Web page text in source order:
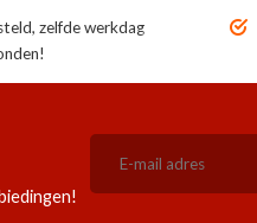
zelfde werkdag